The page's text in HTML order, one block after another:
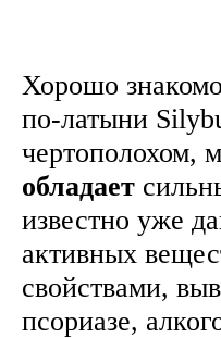
Хорошо
по-латыни
чертополохом,
обладает
известно уже
активных
свойствами,
псориазе,